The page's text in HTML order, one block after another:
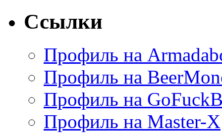
Ссылки
Профиль на
Профиль на
Профиль на
Профиль на Master-X